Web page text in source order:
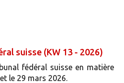
suisse (KW 13 - 2026)
fédéral suisse en matière
le 29 mars 2026.